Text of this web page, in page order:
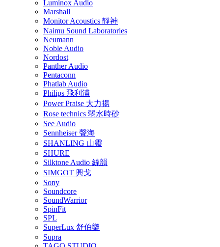
Luminox Audio
Marshall
Monitor Acoustics 靜神
Naimu Sound Laboratories
Neumann
Noble Audio
Nordost
Panther Audio
Pentaconn
Phatlab Audio
Philips 飛利浦
Power Praise 大力揚
Rose technics 弱水時砂
See Audio
Sennheiser 聲海
SHANLING 山靈
SHURE
Silktone Audio 絲韻
SIMGOT 興戈
Sony
Soundcore
SoundWarrior
SpinFit
SPL
SuperLux 舒伯樂
Supra